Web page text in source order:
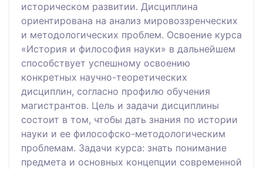
историческом развитии. Дисциплина
ориентирована на анализ мировоззренческих
и методологических проблем. Освоение курса
«История и философия науки» в дальнейшем
способствует успешному освоению
конкретных научно-теоретических
дисциплин, согласно профилю обучения
магистрантов. Цель и задачи дисциплины
состоит в том, чтобы дать знания по истории
науки и ее философско-методологическим
проблемам. Задачи курса: знать понимание
предмета и основных концепции современной